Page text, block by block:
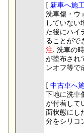
[ 新車へ施
洗車傷・ウ
していない
た後にハイ
ることがで
注. 洗車の
が塗布され
ンオフ等で
[ 中古車へ
下地に洗車
が付着して
面状態にし
分をシリコ